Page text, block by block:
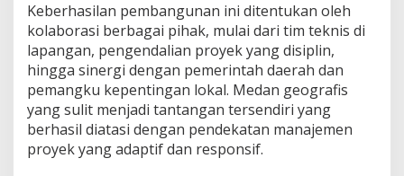
Keberhasilan pembangunan ini ditentukan oleh
kolaborasi berbagai pihak, mulai dari tim teknis di
lapangan, pengendalian proyek yang disiplin,
hingga sinergi dengan pemerintah daerah dan
pemangku kepentingan lokal. Medan geografis
yang sulit menjadi tantangan tersendiri yang
berhasil diatasi dengan pendekatan manajemen
proyek yang adaptif dan responsif.